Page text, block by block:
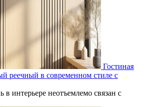
Гостиная
реечный в современном стиле с
интерьере неотъемлемо связан с